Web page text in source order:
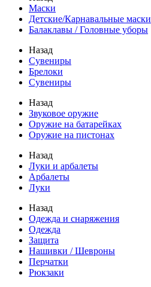
Маски
Детские/Карнавальные маски
Балаклавы / Головные уборы
Назад
Сувениры
Брелоки
Сувениры
Назад
Звуковое оружие
Оружие на батарейках
Оружие на пистонах
Назад
Луки и арбалеты
Арбалеты
Луки
Назад
Одежда и снаряжения
Одежда
Защита
Нашивки / Шевроны
Перчатки
Рюкзаки